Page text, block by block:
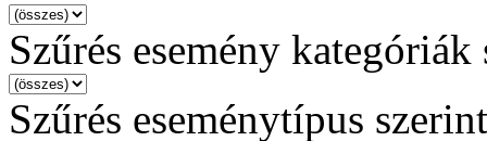
Szűrés esemény kategóriák
Szűrés eseménytípus szerint